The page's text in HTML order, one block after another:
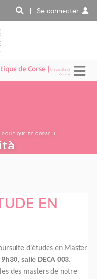
| Se connecter
de Corse |Università di
Corsica
POLITIQUE DE CORSE |
EN
d'études en Master
9h30, salle DECA 003.
des masters de notre